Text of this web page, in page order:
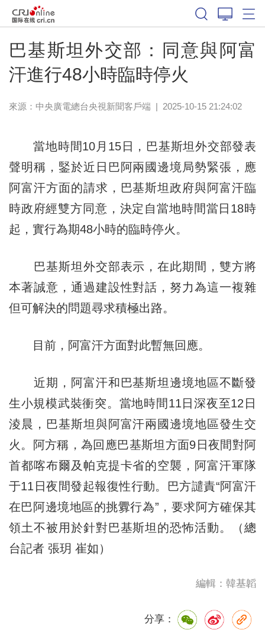
巴基斯坦外交部：同意與阿富
汗進行48小時臨時停火
來源： 中央廣電總台央視新聞客戶端 | 2025-10-15 21:24:02
當地時間10月15日，巴基斯坦外交部發表
聲明稱，鋻於近日巴阿兩國邊境局勢緊張，應
阿富汗方面的請求，巴基斯坦政府與阿富汗臨
時政府經雙方同意，決定自當地時間當日18時
起，實行為期48小時的臨時停火。
巴基斯坦外交部表示，在此期間，雙方將
本著誠意，通過建設性對話，努力為這一複雜
但可解決的問題尋求積極出路。
目前，阿富汗方面對此暫無回應。
近期，阿富汗和巴基斯坦邊境地區不斷發
生小規模武裝衝突。當地時間11日深夜至12日
淩晨，巴基斯坦與阿富汗兩國邊境地區發生交
火。阿方稱，為回應巴基斯坦方面9日夜間對阿
首都喀布爾及帕克提卡省的空襲，阿富汗軍隊
于11日夜間發起報復性行動。巴方譴責“阿富汗
在巴阿邊境地區的挑釁行為”，要求阿方確保其
領土不被用於針對巴基斯坦的恐怖活動。（總
台記者 張玥 崔如）
編輯：韓基韜
分享：